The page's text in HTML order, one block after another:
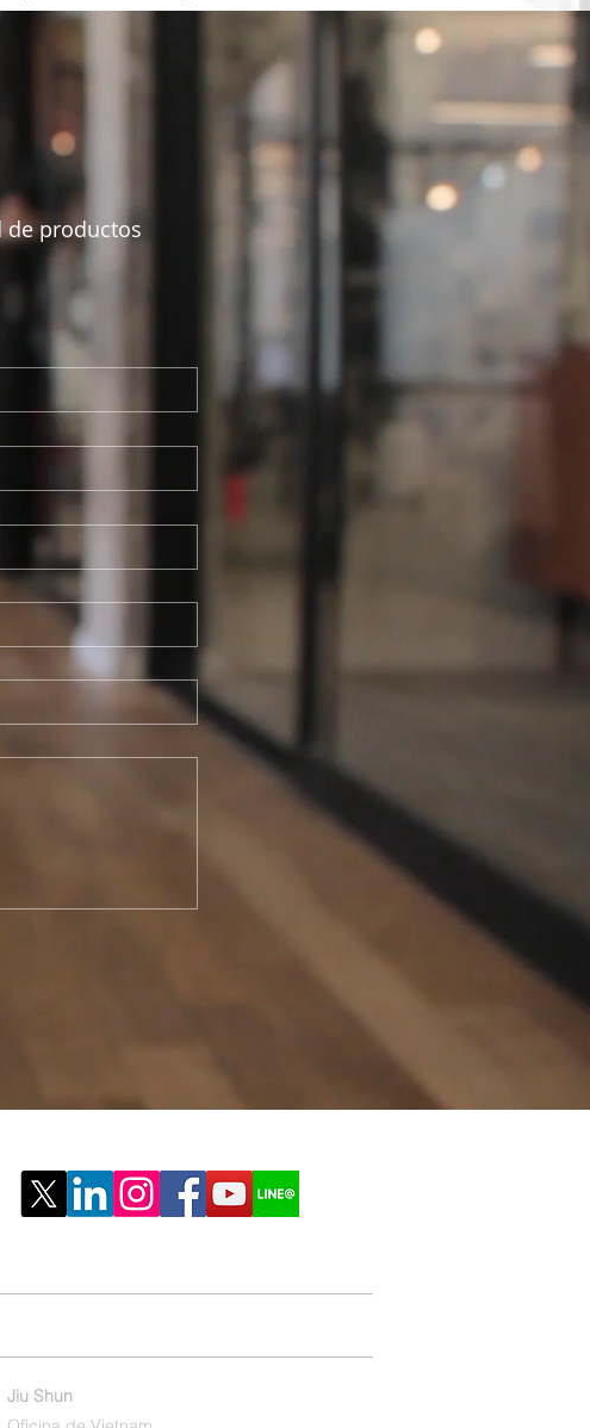
de productos
Jiu Shun